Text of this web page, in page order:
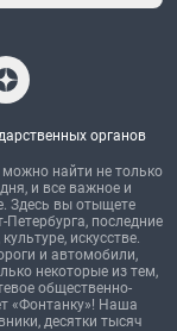
органов
можно найти не только
и все важное и
Здесь вы отыщете
последние
искусстве.
и автомобили,
некоторые из тем,
общественно-
«Фонтанку»! Наша
десятки тысяч